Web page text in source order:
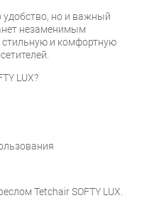
удобство, но и важный
незаменимым
стильную и комфортную
LUX?
Tetchair SOFTY LUX.